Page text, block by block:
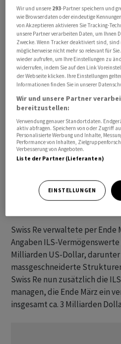
Swiss Rewerde damit für
währendGAMdie
das Risikomanagement
Vertrieb sowie die
heisst es in einer Mitteilung
Montag. Die beiden
bei ILS-Innovationen
GAMhat Rom Aviv zum Head
Ausbau des ILS-Geschäfts
und innovative
und Kunden zu entwickeln,
Swiss Re verwaltete per Ende
Angaben ILS-Vermögenswerte
Milliarden US-Dollar, darunter
massgeschneiderte
Swiss Re nun zusätzlich die
managen, die Ende März ein
insgesamt ca. 3 Milliarden
Wir und unsere 293-Partner speichern und
wie Browserdaten oder eindeutige
von Akzeptieren aktivieren Sie Tracking-
unsere Partner verarbeiten Daten, um Ihnen
Zwecke. Wenn Tracker deaktiviert sind, sind
möglicherweise nicht mehr so relevant für
wieder aufrufen, um Ihre Einstellungen zu
widerrufen, indem Sie auf den Link
der Webseite klicken. Ihre Einstellungen
Informationen finden Sie in unserer
Wir und unsere Partner
bereitzustellen:
Verwendung genauer Standortdaten.
aktiv abfragen. Speichern von oder Zugriff
Personalisierte Werbung und Inhalte,
Performance von Inhalten,
Verbesserung von Angeboten.
Liste der Partner (Lieferanten)
EINSTELLUNGEN